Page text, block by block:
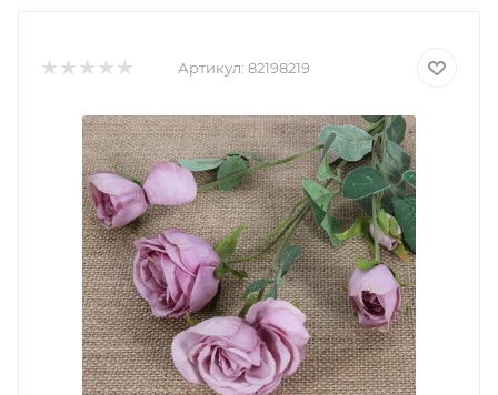
Артикул: 82198219